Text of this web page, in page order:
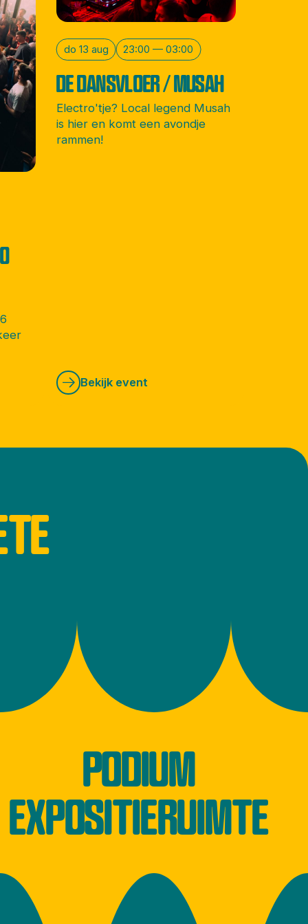
do 13 aug 23:00 — 03:00
DE DANSVLOER / MUSAH
Electro'tje? Local legend Musah
is hier en komt een avondje
rammen!
Bekijk event
PODIUM
EXPOSITIERUIMTE